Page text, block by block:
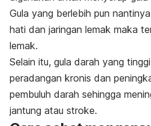
Gula yang berlebih pun
hati dan jaringan lemak maka
lemak.
Selain itu, gula darah yang
peradangan kronis dan
pembuluh darah sehingga
jantung atau stroke.